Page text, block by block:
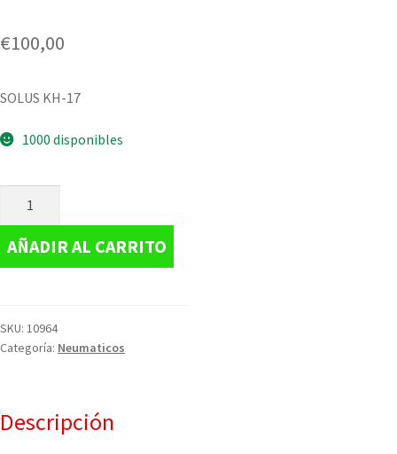
€100,00
SOLUS KH-17
1000 disponibles
AÑADIR AL CARRITO
SKU: 10964
Categoría: Neumaticos
Descripción